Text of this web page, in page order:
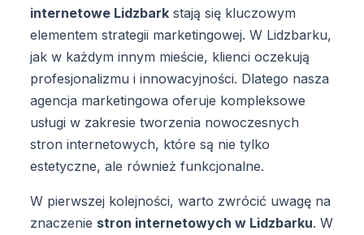
internetowe Lidzbark stają się kluczowym
elementem strategii marketingowej. W Lidzbarku,
jak w każdym innym mieście, klienci oczekują
profesjonalizmu i innowacyjności. Dlatego nasza
agencja marketingowa oferuje kompleksowe
usługi w zakresie tworzenia nowoczesnych
stron internetowych, które są nie tylko
estetyczne, ale również funkcjonalne.
W pierwszej kolejności, warto zwrócić uwagę na
znaczenie stron internetowych w Lidzbarku. W